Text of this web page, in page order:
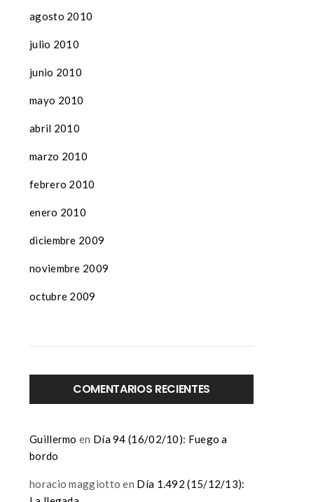
agosto 2010
julio 2010
junio 2010
mayo 2010
abril 2010
marzo 2010
febrero 2010
enero 2010
diciembre 2009
noviembre 2009
octubre 2009
COMENTARIOS RECIENTES
Guillermo en Día 94 (16/02/10): Fuego a
bordo
horacio maggiotto en Día 1.492 (15/12/13):